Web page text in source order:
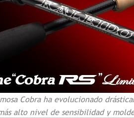
Cobra ha evolucionado
alto nivel de sensibilidad y